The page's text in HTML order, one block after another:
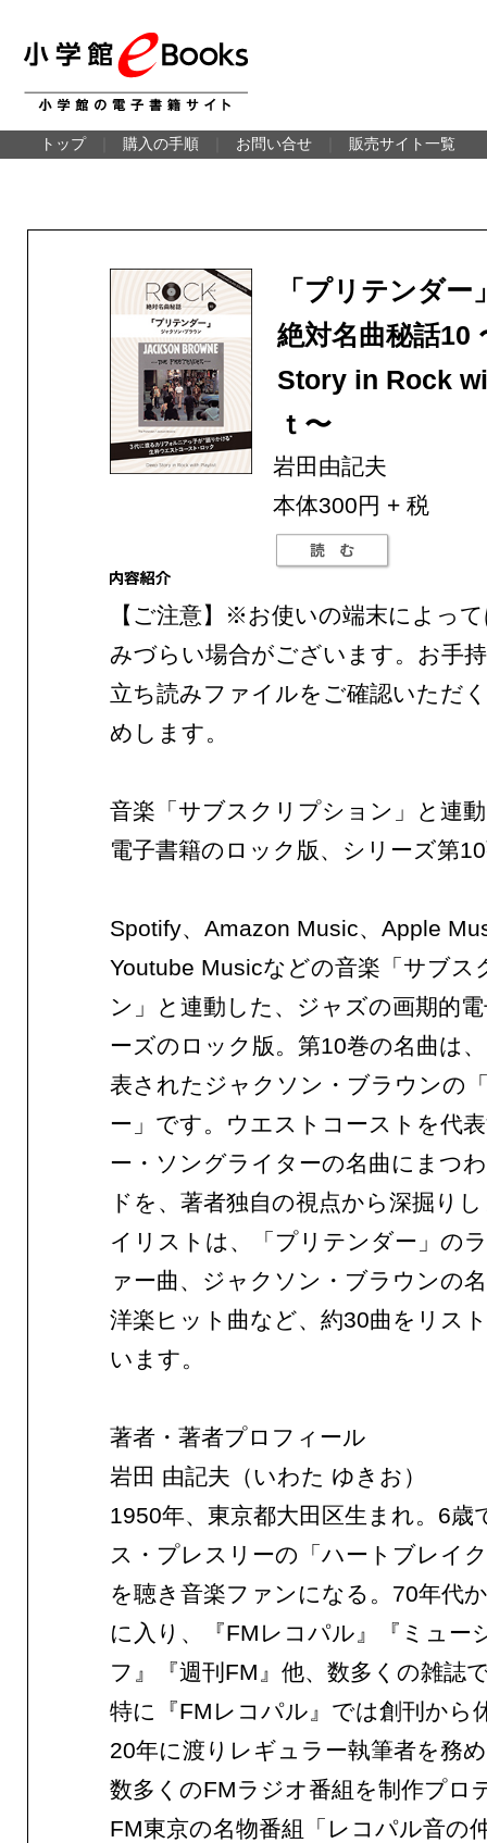
トップ 購入の手順 お問い合せ 販売サイト一覧
「プリテンダー
絶対名曲秘話10
Story in Rock
ｔ〜
岩田由記夫
本体300円 + 税
【ご注意】※お使いの端末によっ
みづらい場合がございます。お手
立ち読みファイルをご確認いただ
めします。
音楽「サブスクリプション」と連
電子書籍のロック版、シリーズ第
Spotify、Amazon Music、Apple
Youtube Musicなどの音楽「サブス
ン」と連動した、ジャズの画期的
ーズのロック版。第10巻の名曲は
表されたジャクソン・ブラウンの
ー」です。ウエストコーストを代
ー・ソングライターの名曲にまつ
ドを、著者独自の視点から深掘り
イリストは、「プリテンダー」の
ァー曲、ジャクソン・ブラウンの
洋楽ヒット曲など、約30曲をリス
います。
著者・著者プロフィール
岩田 由記夫（いわた ゆきお）
1950年、東京都大田区生まれ。6歳
ス・プレスリーの「ハートブレイ
を聴き音楽ファンになる。70年代
に入り、『FMレコパル』『ミュー
フ』『週刊FM』他、数多くの雑誌
特に『FMレコパル』では創刊から
20年に渡りレギュラー執筆者を務
数多くのFMラジオ番組を制作プロ
FM東京の名物番組「レコパル音の